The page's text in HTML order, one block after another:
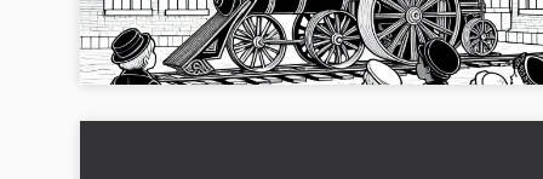
farvelægningsark: Børn foran en dampdrevet maskine med
store hjul. Download nu og bliv kreativ!...